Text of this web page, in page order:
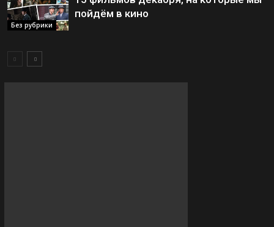
Без рубрики
пойдём в кино